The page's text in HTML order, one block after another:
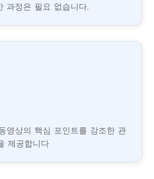
과정은 필요 없습니다.
영상의 핵심 포인트를 강조한 관
제공합니다